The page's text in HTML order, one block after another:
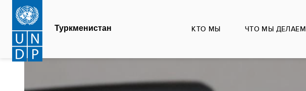
Перейти
основному
содержанию
Туркменистан КТО МЫ ЧТО МЫ ДЕЛАЕМ